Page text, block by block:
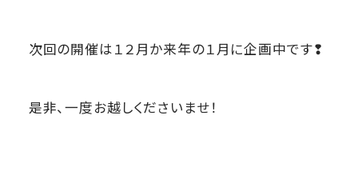
次回の開催は１２月か来年の１月に企画中です❢
是非、一度お越しくださいませ！